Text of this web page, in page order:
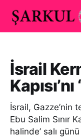
İsrail
İsrail, Gazze’nin
Ebu Salim Sınır
halinde’ salı